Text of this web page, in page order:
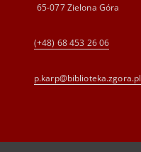
65-077 Zielona Góra
(+48) 68 453 26 06
p.karp@biblioteka.zgora.pl